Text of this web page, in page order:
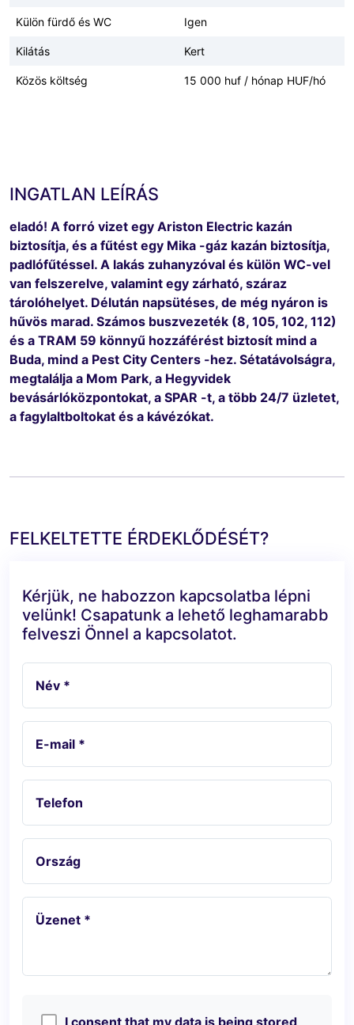
Külön fürdő és WC Igen
Kilátás Kert
Közös költség 15 000 huf / hónap HUF/hó
INGATLAN LEÍRÁS
eladó! A forró vizet egy Ariston Electric kazán
biztosítja, és a fűtést egy Mika -gáz kazán biztosítja,
padlófűtéssel. A lakás zuhanyzóval és külön WC-vel
van felszerelve, valamint egy zárható, száraz
tárolóhelyet. Délután napsütéses, de még nyáron is
hűvös marad. Számos buszvezeték (8, 105, 102, 112)
és a TRAM 59 könnyű hozzáférést biztosít mind a
Buda, mind a Pest City Centers -hez. Sétatávolságra,
megtalálja a Mom Park, a Hegyvidek
bevásárlóközpontokat, a SPAR -t, a több 24/7 üzletet,
a fagylaltboltokat és a kávézókat.
FELKELTETTE ÉRDEKLŐDÉSÉT?
Kérjük, ne habozzon kapcsolatba lépni
velünk! Csapatunk a lehető leghamarabb
felveszi Önnel a kapcsolatot.
Név *
E-mail *
Telefon
Ország
Üzenet *
I consent that my data is being stored